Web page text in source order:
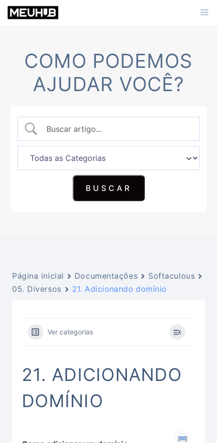
Skip
COMO PODEMOS
AJUDAR VOCÊ?
Página inicial Documentações
Softaculous
05. Diversos
21. Adicionando domínio
Ver categorias
21. ADICIONANDO
DOMÍNIO